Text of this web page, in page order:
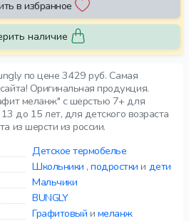
по цене 3429 руб. Самая
Оригинальная продукция.
меланж" с шерстью 7+ для
до 15 лет, для детского возраста
из шерсти из россии.
Детское термобелье
Школьники ,подростки и дети
Мальчики
BUNGLY
Графитовый и меланж
в избранное
наличие